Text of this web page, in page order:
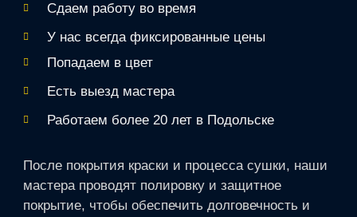
Сдаем работу во время
У нас всегда фиксированные цены
Попадаем в цвет
Есть выезд мастера
Работаем более 20 лет в Подольске
После покрытия краски и процесса сушки, наши
мастера проводят полировку и защитное
покрытие, чтобы обеспечить долговечность и